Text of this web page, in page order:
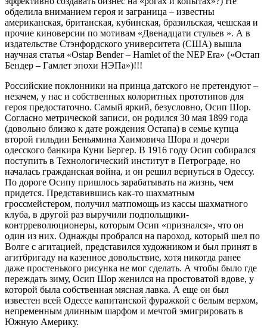
обделила вниманием героя и заграница – известны
американская, британская, кубинская, бразильская, чешская и
прочие киноверсии по мотивам «Двенадцати стульев ». А в
издательстве Стэнфордского университета (США) вышла
научная статья «Ostap Bender – Hamlet of the NEP Era» («Остап
Бендер – Гамлет эпохи НЭПа»)!!!
Российские поклонники на принца датского не претендуют –
незачем, у нас и собственных колоритных прототипов для
героя предостаточно. Самый яркий, безусловно, Осип Шор.
Согласно метрической записи, он родился 30 мая 1899 года
(довольно близко к дате рождения Остапа) в семье купца
второй гильдии Беньямина Хаимовича Шора и дочери
одесского банкира Куни Бергер. В 1916 году Осип собирался
поступить в Технологический институт в Петрограде, но
началась гражданская война, и он решил вернуться в Одессу.
По дороге Осипу пришлось зарабатывать на жизнь, чем
придется. Представившись как-то шахматным
гроссмейстером, получил матпомощь из кассы шахматного
клуба, в другой раз выручили подпольщики-
контрреволюционеры, которым Осип «признался», что он
один из них. Однажды пробрался на пароход, который шел по
Волге с агитацией, представился художником и был принят в
агитбригаду на казенное довольствие, хотя никогда ранее
даже простенького рисунка не мог сделать. А чтобы было где
переждать зиму, Осип Шор женился на простоватой вдове, у
которой была собственная мясная лавка. А еще он был
известен всей Одессе капитанской фуражкой с белым верхом,
непременным длинным шарфом и мечтой эмигрировать в
Южную Америку.